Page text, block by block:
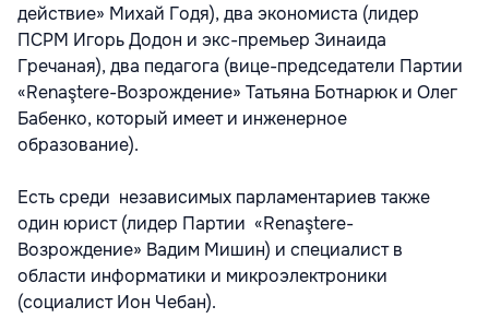
действие» Михай Годя), два экономиста (лидер
ПСРМ Игорь Додон и экс-премьер Зинаида
Гречаная), два педагога (вице-председатели Партии
«Renaştere-Возрождение» Татьяна Ботнарюк и Олег
Бабенко, который имеет и инженерное
образование).
Есть среди независимых парламентариев также
один юрист (лидер Партии «Renaştere-
Возрождение» Вадим Мишин) и специалист в
области информатики и микроэлектроники
(социалист Ион Чебан).